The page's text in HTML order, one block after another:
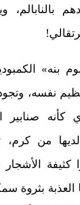
بالنابالم،
بنه»
نفسه،
كأنه صنابير
من كرم،
الأشجار
العذبة بثروة